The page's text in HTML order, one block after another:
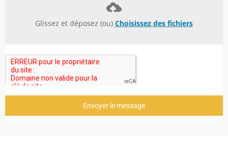
Glissez et déposez (ou) Choisissez des fichiers
Envoyer le message